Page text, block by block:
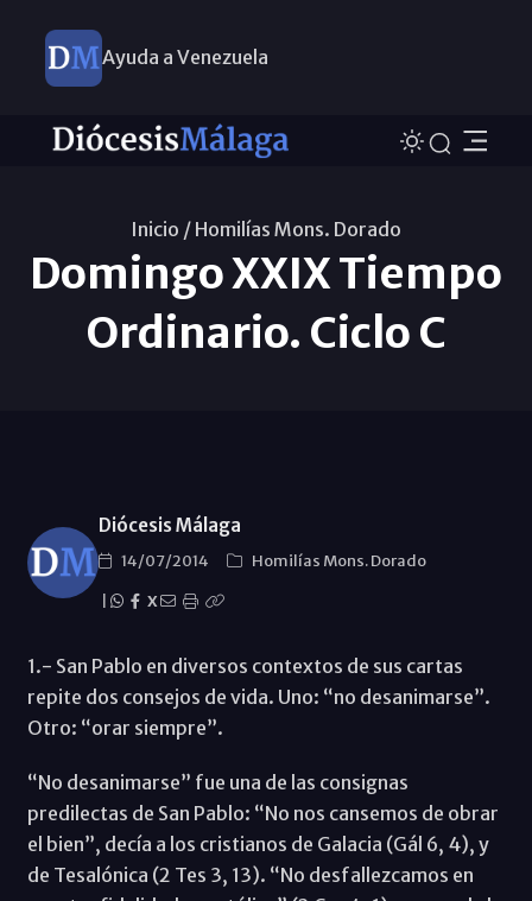
Ayuda a Venezuela
Inicio / Homilías Mons. Dorado
Domingo XXIX Tiempo
Ordinario. Ciclo C
Diócesis Málaga
14/07/2014
Homilías Mons. Dorado
X
1.- San Pablo en diversos contextos de sus cartas
repite dos consejos de vida. Uno: “no desanimarse”.
Otro: “orar siempre”.
“No desanimarse” fue una de las consignas
predilectas de San Pablo: “No nos cansemos de obrar
el bien”, decía a los cristianos de Galacia (Gál 6, 4), y
de Tesalónica (2 Tes 3, 13). “No desfallezcamos en